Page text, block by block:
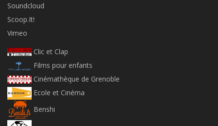
Soundcloud
Scoop.It!
Vimeo
Clic et Clap
Films pour enfants
Cinémathèque de Grenoble
Ecole et Cinéma
Benshi